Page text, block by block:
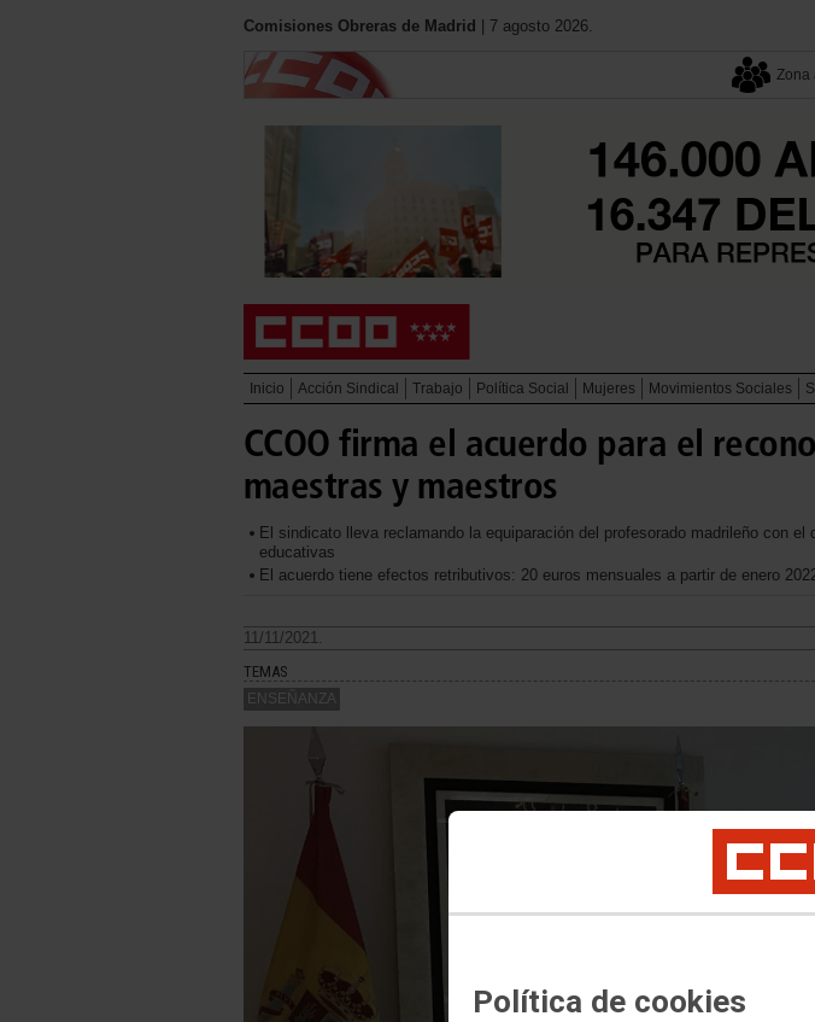
Política de cookies
Comisiones Obreras de Madrid | 7 agosto 2026.
Zona
Inicio Acción Sindical Trabajo Política Social Mujeres Movimientos Sociales
CCOO firma el acuerdo para el
maestras y maestros
El sindicato lleva reclamando la equiparación del profesorado madrileño con
educativas
El acuerdo tiene efectos retributivos: 20 euros mensuales a partir de enero
11/11/2021.
TEMAS
ENSEÑANZA